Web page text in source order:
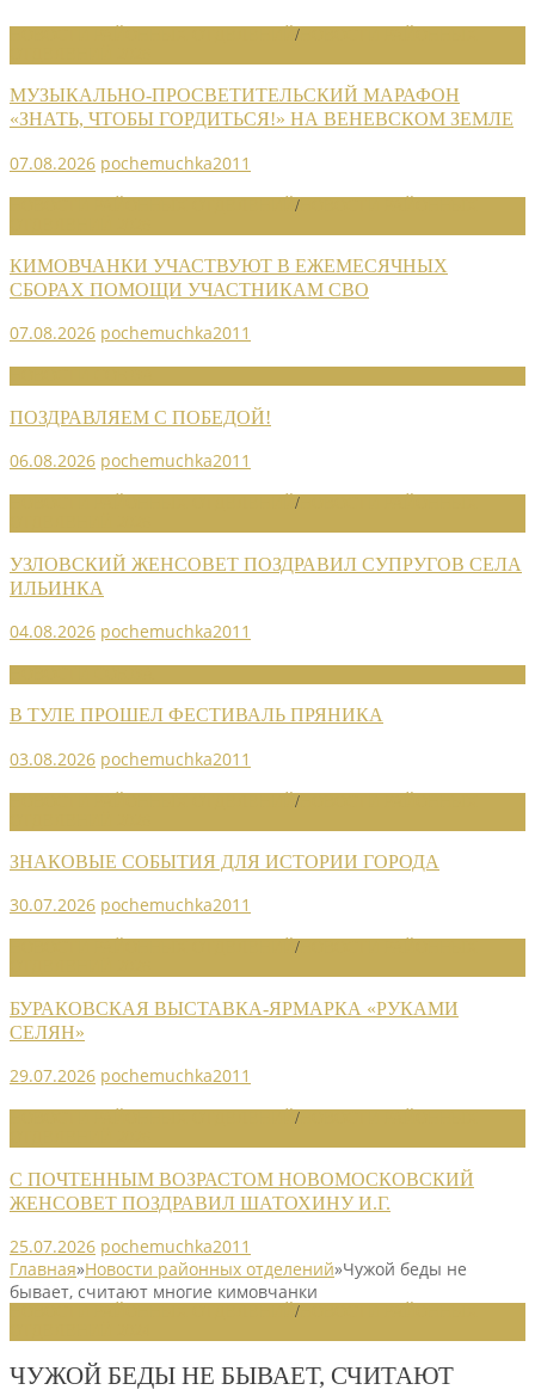
/
МУЗЫКАЛЬНО-ПРОСВЕТИТЕЛЬСКИЙ МАРАФОН
«ЗНАТЬ, ЧТОБЫ ГОРДИТЬСЯ!» НА ВЕНЕВСКОМ ЗЕМЛЕ
07.08.2026 pochemuchka2011
/
КИМОВЧАНКИ УЧАСТВУЮТ В ЕЖЕМЕСЯЧНЫХ
СБОРАХ ПОМОЩИ УЧАСТНИКАМ СВО
07.08.2026 pochemuchka2011
ПОЗДРАВЛЯЕМ С ПОБЕДОЙ!
06.08.2026 pochemuchka2011
/
УЗЛОВСКИЙ ЖЕНСОВЕТ ПОЗДРАВИЛ СУПРУГОВ СЕЛА
ИЛЬИНКА
04.08.2026 pochemuchka2011
В ТУЛЕ ПРОШЕЛ ФЕСТИВАЛЬ ПРЯНИКА
03.08.2026 pochemuchka2011
/
ЗНАКОВЫЕ СОБЫТИЯ ДЛЯ ИСТОРИИ ГОРОДА
30.07.2026 pochemuchka2011
/
БУРАКОВСКАЯ ВЫСТАВКА-ЯРМАРКА «РУКАМИ
СЕЛЯН»
29.07.2026 pochemuchka2011
/
С ПОЧТЕННЫМ ВОЗРАСТОМ НОВОМОСКОВСКИЙ
ЖЕНСОВЕТ ПОЗДРАВИЛ ШАТОХИНУ И.Г.
25.07.2026 pochemuchka2011
Главная»Новости районных отделений»Чужой беды не
бывает, считают многие кимовчанки
/
ЧУЖОЙ БЕДЫ НЕ БЫВАЕТ, СЧИТАЮТ